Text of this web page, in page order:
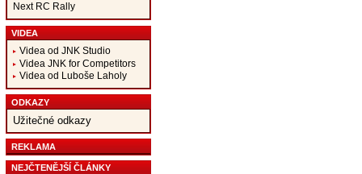
Next RC Rally
VIDEA
Videa od JNK Studio
Videa JNK for Competitors
Videa od Luboše Laholy
ODKAZY
Užitečné odkazy
REKLAMA
NEJČTENĚJŠÍ ČLÁNKY